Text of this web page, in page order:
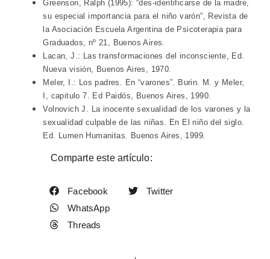
Greenson, Ralph (1995): “des-identificarse de la madre,
su especial importancia para el niño varón”, Revista de
la Asociación Escuela Argentina de Psicoterapia para
Graduados, nº 21, Buenos Aires.
Lacan, J.: Las transformaciones del inconsciente, Ed.
Nueva visión, Buenos Aires, 1970.
Meler, I.: Los padres. En “varones”. Burin. M. y Meler,
I, capitulo 7. Ed Paidós, Buenos Aires, 1990.
Volnovich J. La inocente sexualidad de los varones y la
sexualidad culpable de las niñas. En El niño del siglo.
Ed. Lumen Humanitas. Buenos Aires, 1999.
Comparte este artículo:
Facebook
Twitter
WhatsApp
Threads